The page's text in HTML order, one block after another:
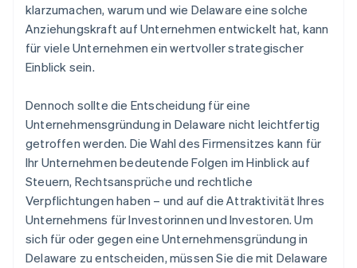
klarzumachen, warum und wie Delaware eine solche
Anziehungskraft auf Unternehmen entwickelt hat, kann
für viele Unternehmen ein wertvoller strategischer
Einblick sein.
Dennoch sollte die Entscheidung für eine
Unternehmensgründung in Delaware nicht leichtfertig
getroffen werden. Die Wahl des Firmensitzes kann für
Ihr Unternehmen bedeutende Folgen im Hinblick auf
Steuern, Rechtsansprüche und rechtliche
Verpflichtungen haben – und auf die Attraktivität Ihres
Unternehmens für Investorinnen und Investoren. Um
sich für oder gegen eine Unternehmensgründung in
Delaware zu entscheiden, müssen Sie die mit Delaware